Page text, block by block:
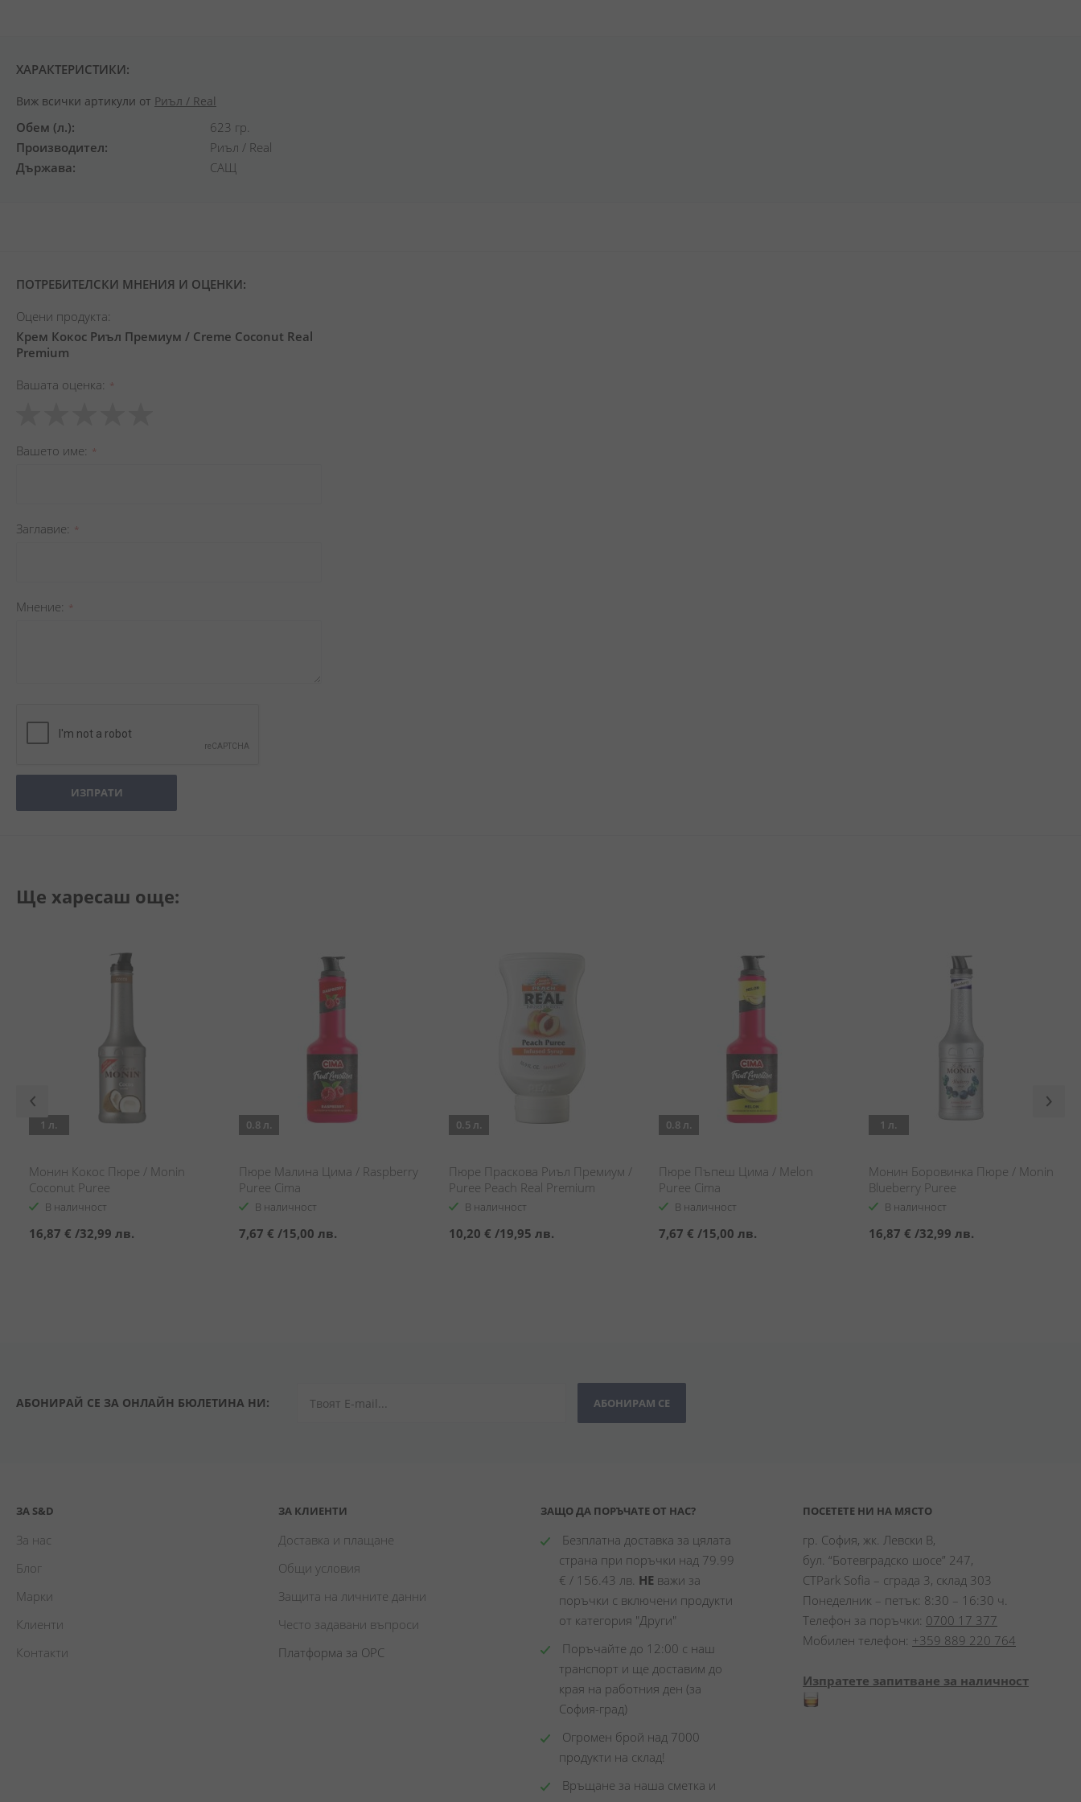
ХАРАКТЕРИСТИКИ:
Виж всички артикули от Риъл / Real
Обем (л.)
623 гр.
Производител
Риъл / Real
Държава
САЩ
ПОТРЕБИТЕЛСКИ МНЕНИЯ И ОЦЕНКИ:
Оцени продукта:
Крем Кокос Риъл Премиум / Creme Coconut Real
Premium
Вашата оценка
star
stars
stars
stars
stars
Вашето име
Заглавиe
Мнение
ИЗПРАТИ
Ще харесаш още:
1 л.
Монин Кокос Пюре / Monin
Coconut Puree
В наличност
16,87 € /32,99 лв.
0.8 л.
Пюре Малина Цима / Raspberry
Puree Cima
В наличност
7,67 € /15,00 лв.
0.5 л.
Пюре Праскова Риъл Премиум /
Puree Peach Real Premium
В наличност
10,20 € /19,95 лв.
0.8 л.
Пюре Пъпеш Цима / Melon
Puree Cima
В наличност
7,67 € /15,00 лв.
1 л.
Монин Боровинка Пюре / Monin
Blueberry Puree
В наличност
16,87 € /32,99 лв.
АБОНИРАЙ СЕ ЗА ОНЛАЙН БЮЛЕТИНА НИ: АБОНИРАМ СЕ
ЗА S&D
За нас
Блог
Марки
Клиенти
Контакти
ЗА КЛИЕНТИ
Доставка и плащане
Общи условия
Защита на личните данни
Често задавани въпроси
Платформа за ОРС
ЗАЩО ДА ПОРЪЧАТЕ ОТ НАС?
Безплатна доставка за цялата
страна при поръчки над 79.99
€ / 156.43 лв. НЕ важи за
поръчки с включени продукти
от категория "Други"
Поръчайте до 12:00 с наш
транспорт и ще доставим до
края на работния ден (за
София-град)
Огромен брой над 7000
продукти на склад!
Връщане за наша сметка и
ПОСЕТЕТЕ НИ НА МЯСТО
гр. София, жк. Левски В,
бул. “Ботевградско шосе” 247,
CTPark Sofia – сграда 3, склад 303
Понеделник – петък: 8:30 – 16:30 ч.
Телефон за поръчки: 0700 17 377
Мобилен телефон: +359 889 220 764
Изпратете запитване за наличност